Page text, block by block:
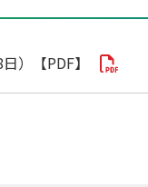
）【PDF】